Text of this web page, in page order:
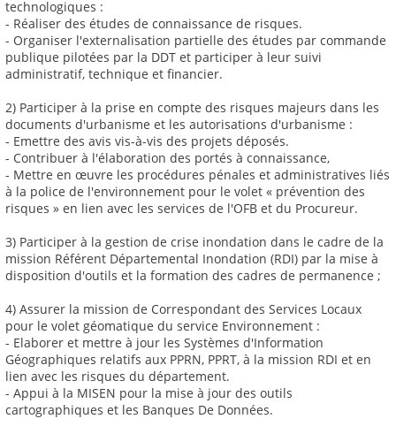
technologiques :
- Réaliser des études de connaissance de risques.
- Organiser l'externalisation partielle des études par commande
publique pilotées par la DDT et participer à leur suivi
administratif, technique et financier.
2) Participer à la prise en compte des risques majeurs dans les
documents d'urbanisme et les autorisations d'urbanisme :
- Emettre des avis vis-à-vis des projets déposés.
- Contribuer à l'élaboration des portés à connaissance,
- Mettre en œuvre les procédures pénales et administratives liés
à la police de l'environnement pour le volet « prévention des
risques » en lien avec les services de l'OFB et du Procureur.
3) Participer à la gestion de crise inondation dans le cadre de la
mission Référent Départemental Inondation (RDI) par la mise à
disposition d'outils et la formation des cadres de permanence ;
4) Assurer la mission de Correspondant des Services Locaux
pour le volet géomatique du service Environnement :
- Elaborer et mettre à jour les Systèmes d'Information
Géographiques relatifs aux PPRN, PPRT, à la mission RDI et en
lien avec les risques du département.
- Appui à la MISEN pour la mise à jour des outils
cartographiques et les Banques De Données.